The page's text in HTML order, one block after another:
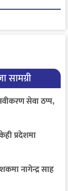
सामग्री
सेवा ठप्प,
प्रदेशमा
नागेन्द्र साह